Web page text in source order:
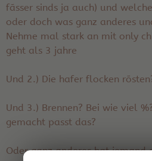
fãsser sinds ja auch) und
oder doch was ganz anderes
Nehme mal stark an mit only
geht als 3 jahre
Und 2.) Die hafer flocken
Und 3.) Brennen? Bei wie viel
gemacht passt das?
Oder ganz anderes hat jemand